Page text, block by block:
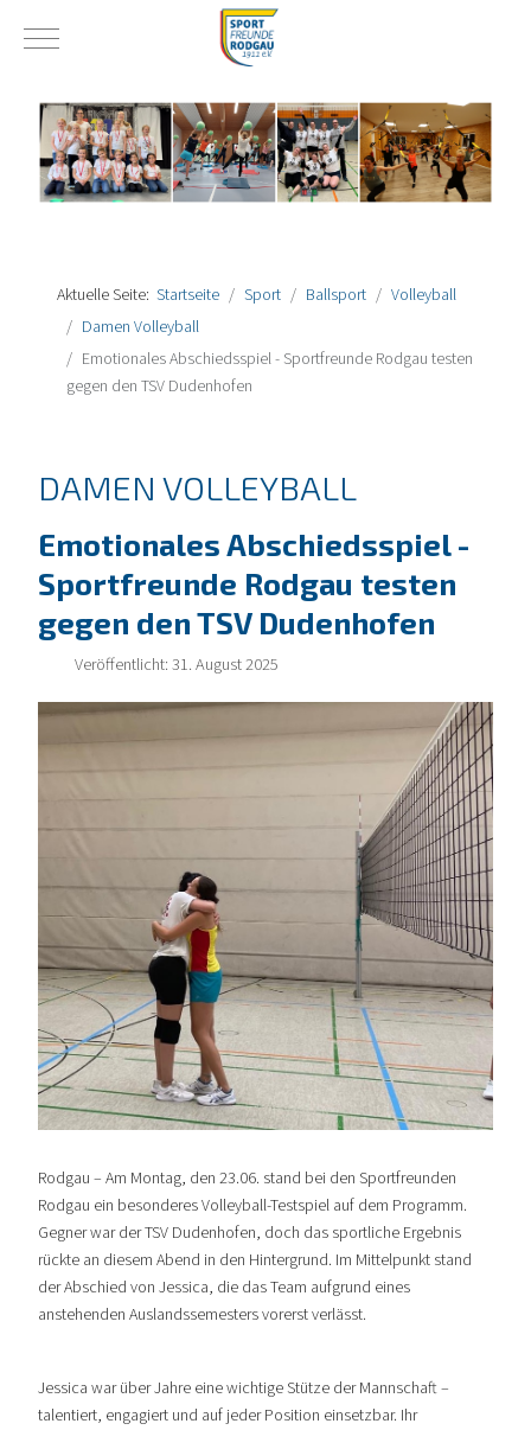
Mobile Menu Toggle
Aktuelle Seite: Startseite Sport Ballsport
Volleyball
Damen Volleyball
Emotionales Abschiedsspiel - Sportfreunde Rodgau testen
gegen den TSV Dudenhofen
DAMEN VOLLEYBALL
Emotionales Abschiedsspiel -
Sportfreunde Rodgau testen
gegen den TSV Dudenhofen
Veröffentlicht: 31. August 2025
Rodgau – Am Montag, den 23.06. stand bei den Sportfreunden
Rodgau ein besonderes Volleyball-Testspiel auf dem Programm.
Gegner war der TSV Dudenhofen, doch das sportliche Ergebnis
rückte an diesem Abend in den Hintergrund. Im Mittelpunkt stand
der Abschied von Jessica, die das Team aufgrund eines
anstehenden Auslandssemesters vorerst verlässt.
Jessica war über Jahre eine wichtige Stütze der Mannschaft –
talentiert, engagiert und auf jeder Position einsetzbar. Ihr